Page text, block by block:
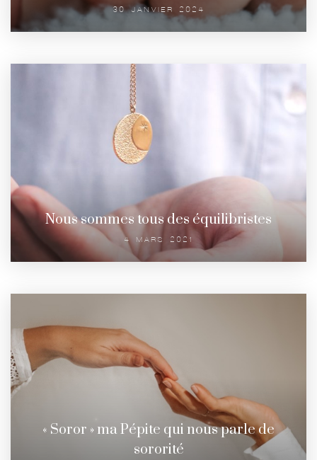
30 JANVIER 2024
Nous sommes tous des équilibristes
4 MARS 2021
« Soror » ma Pépite qui nous parle de
sororité